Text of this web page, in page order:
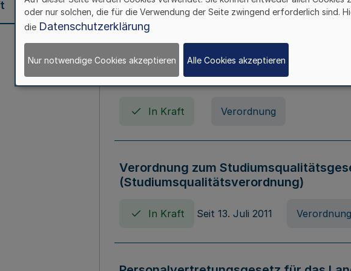
In Kraft Seit 01. April 2008 Gesetz
Verordnung über Beihilfen in Geburts-
Todesfällen (Beihilfenverordnung NRW
In Kraft Verordnung
Verordnung zum
(Studiumsqualitätsverordnung)
In Kraft Seit 13. Juli 2011 Verordnung
oder nur solchen, die für die Verwendung der Seite zwingend erforderlich sind.
die Datenschutzerklärung
Nur notwendige Cookies akzeptieren Alle Cookies akzeptieren